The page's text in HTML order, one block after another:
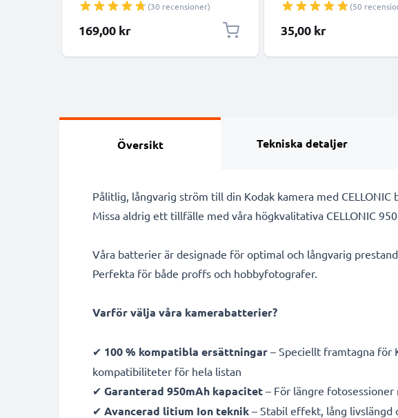
AZ525 AZ526 AZ527 AZ528
Kamerabatterier från CELLONIC
(30 recensioner)
169,00 kr
hörlurar - 1m 1A
PVC Datakabel svart
(50
35,00 kr
Översikt Tekniska detaljer
Pålitlig, långvarig ström till din Kodak kamera med CELLONIC
Missa aldrig ett tillfälle med våra högkvalitativa CELLONIC
Våra batterier är designade för optimal och långvarig
Perfekta för både proffs och hobbyfotografer.
Varför välja våra kamerabatterier?
✔ 100 % kompatibla ersättningar – Speciellt framtagna för
kompatibiliteter för hela listan
✔ Garanterad 950mAh kapacitet – För längre
✔ Avancerad litium Ion teknik – Stabil effekt, lång